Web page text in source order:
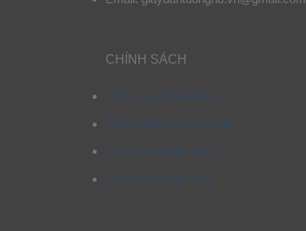
CHÍNH SÁCH
Chính sách mua hàng
Chính sách giao hàng
Chính sách bảo hành
Chính sách bảo mật